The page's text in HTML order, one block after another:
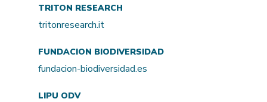
TRITON RESEARCH
tritonresearch.it
FUNDACION BIODIVERSIDAD
fundacion-biodiversidad.es
LIPU ODV